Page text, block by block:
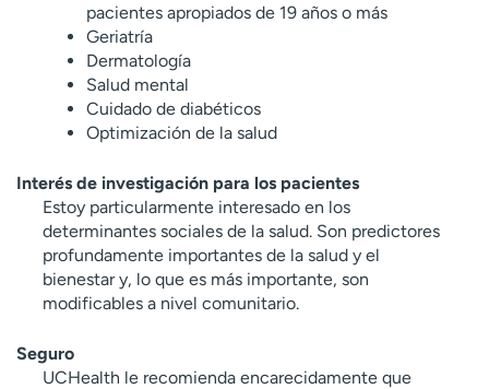
pacientes apropiados de 19 años o más
Geriatría
Dermatología
Salud mental
Cuidado de diabéticos
Optimización de la salud
Interés de investigación para los pacientes
Estoy particularmente interesado en los
determinantes sociales de la salud. Son predictores
profundamente importantes de la salud y el
bienestar y, lo que es más importante, son
modificables a nivel comunitario.
Seguro
UCHealth le recomienda encarecidamente que